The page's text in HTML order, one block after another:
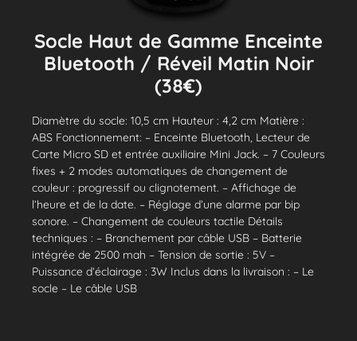
Socle Haut de Gamme Enceinte
Bluetooth / Réveil Matin Noir
(38€)
Diamètre du socle: 10,5 cm Hauteur : 4,2 cm Matière :
ABS Fonctionnement: – Enceinte Bluetooth, Lecteur de
Carte Micro SD et entrée auxiliaire Mini Jack. – 7 Couleurs
fixes + 2 modes automatiques de changement de
couleur : progressif ou clignotement. – Affichage de
l’heure et de la date. – Réglage d’une alarme par bip
sonore. – Changement de couleurs tactile Détails
techniques : – Branchement par câble USB – Batterie
intégrée de 2500 mah – Tension de sortie : 5V –
Puissance d’éclairage : 3W Inclus dans la livraison : – Le
socle – Le câble USB